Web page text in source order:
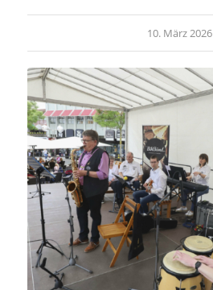
10. März 2026